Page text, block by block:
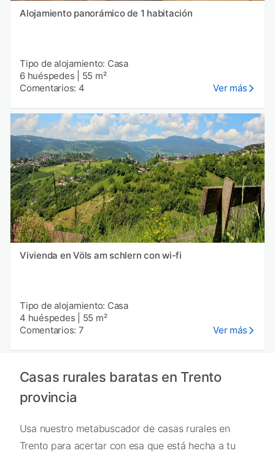
Alojamiento panorámico de 1 habitación
Tipo de alojamiento: Casa
6 huéspedes
55 m²
Comentarios: 4
Ver más
Vivienda en Völs am schlern con wi-fi
Tipo de alojamiento: Casa
4 huéspedes
55 m²
Comentarios: 7
Ver más
Casas rurales baratas en Trento
provincia
Usa nuestro metabuscador de casas rurales en
Trento para acertar con esa que está hecha a tu